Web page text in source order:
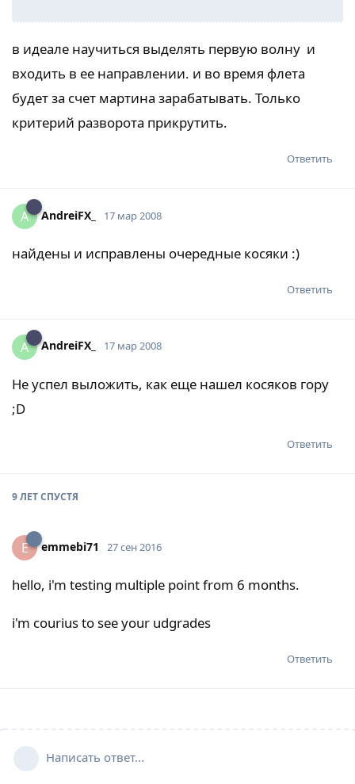
в идеале научиться выделять первую волну и
входить в ее направлении. и во время флета
будет за счет мартина зарабатывать. Только
критерий разворота прикрутить.
Ответить
A AndreiFX_ 17 мар 2008
найдены и исправлены очередные косяки :)
Ответить
A AndreiFX_ 17 мар 2008
Не успел выложить, как еще нашел косяков гору
;D
Ответить
9 ЛЕТСПУСТЯ
E emmebi71 27 сен 2016
hello, i'm testing multiple point from 6 months.
i'm courius to see your udgrades
Ответить
Написать ответ...